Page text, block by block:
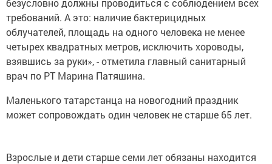
безусловно должны проводиться с соблюдением всех
требований. А это: наличие бактерицидных
облучателей, площадь на одного человека не менее
четырех квадратных метров, исключить хороводы,
взявшись за руки», - отметила главный санитарный
врач по РТ Марина Патяшина.
Маленького татарстанца на новогодний праздник
может сопровождать один человек не старше 65 лет.
Взрослые и дети старше семи лет обязаны находится